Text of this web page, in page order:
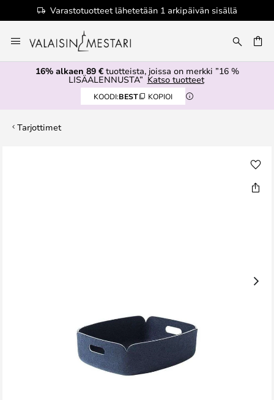
Varastotuotteet lähetetään 1 arkipäivän sisällä
to
Content
16% alkaen 89 €tuotteista, joissa on merkki ”16 %
LISÄALENNUSTA” Katso tuotteet
KOODI:BEST KOPIOI
Tarjottimet